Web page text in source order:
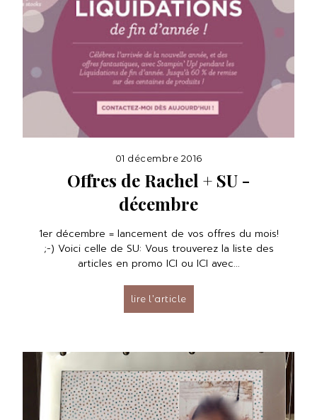
01 décembre 2016
Offres de Rachel + SU -
décembre
1er décembre = lancement de vos offres du mois!
;-) Voici celle de SU: Vous trouverez la liste des
articles en promo ICI ou ICI avec...
lire l’article